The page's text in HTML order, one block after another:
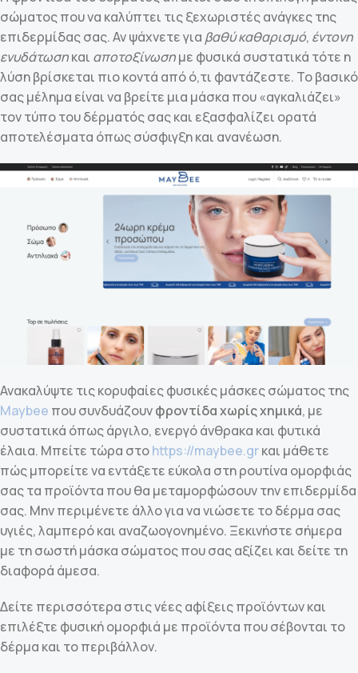
σώματος που να καλύπτει τις ξεχωριστές ανάγκες της
επιδερμίδας σας. Αν ψάχνετε για βαθύ καθαρισμό, έντονη
ενυδάτωσηκαι αποτοξίνωσημε φυσικά συστατικά τότε η
λύση βρίσκεται πιο κοντά από ό,τι φαντάζεστε. Το βασικό
σας μέλημα είναι να βρείτε μια μάσκα που «αγκαλιάζει»
τον τύπο του δέρματός σας και εξασφαλίζει ορατά
αποτελέσματα όπως σύσφιγξη και ανανέωση.
Ανακαλύψτε τις κορυφαίες φυσικές μάσκες σώματος της
Maybee που συνδυάζουνφροντίδα χωρίς χημικά, με
συστατικά όπως άργιλο, ενεργό άνθρακα και φυτικά
έλαια. Μπείτε τώρα στοhttps://maybee.grκαι μάθετε
πώς μπορείτε να εντάξετε εύκολα στη ρουτίνα ομορφιάς
σας τα προϊόντα που θα μεταμορφώσουν την επιδερμίδα
σας. Μην περιμένετε άλλο για να νιώσετε το δέρμα σας
υγιές, λαμπερό και αναζωογονημένο. Ξεκινήστε σήμερα
με τη σωστή μάσκα σώματος που σας αξίζει και δείτε τη
διαφορά άμεσα.
Δείτε περισσότερα στις νέες αφίξεις προϊόντων και
επιλέξτε φυσική ομορφιά με προϊόντα που σέβονται το
δέρμα και το περιβάλλον.